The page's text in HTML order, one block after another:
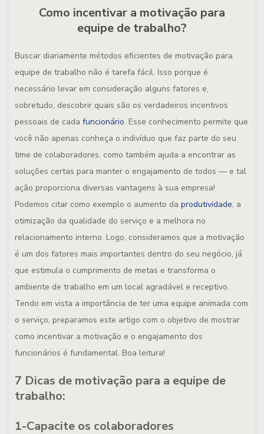
Como incentivar a motivação para
equipe de trabalho?
Buscar diariamente métodos eficientes de motivação para
equipe de trabalho não é tarefa fácil. Isso porque é
necessário levar em consideração alguns fatores e,
sobretudo, descobrir quais são os verdadeiros incentivos
pessoais de cada funcionário. Esse conhecimento permite que
você não apenas conheça o indivíduo que faz parte do seu
time de colaboradores, como também ajuda a encontrar as
soluções certas para manter o engajamento de todos — e tal
ação proporciona diversas vantagens à sua empresa!
Podemos citar como exemplo o aumento da produtividade, a
otimização da qualidade do serviço e a melhora no
relacionamento interno. Logo, consideramos que a motivação
é um dos fatores mais importantes dentro do seu negócio, já
que estimula o cumprimento de metas e transforma o
ambiente de trabalho em um local agradável e receptivo.
Tendo em vista a importância de ter uma equipe animada com
o serviço, preparamos este artigo com o objetivo de mostrar
como incentivar a motivação e o engajamento dos
funcionários é fundamental. Boa leitura!
7 Dicas de motivação para a equipe de
trabalho:
1-Capacite os colaboradores